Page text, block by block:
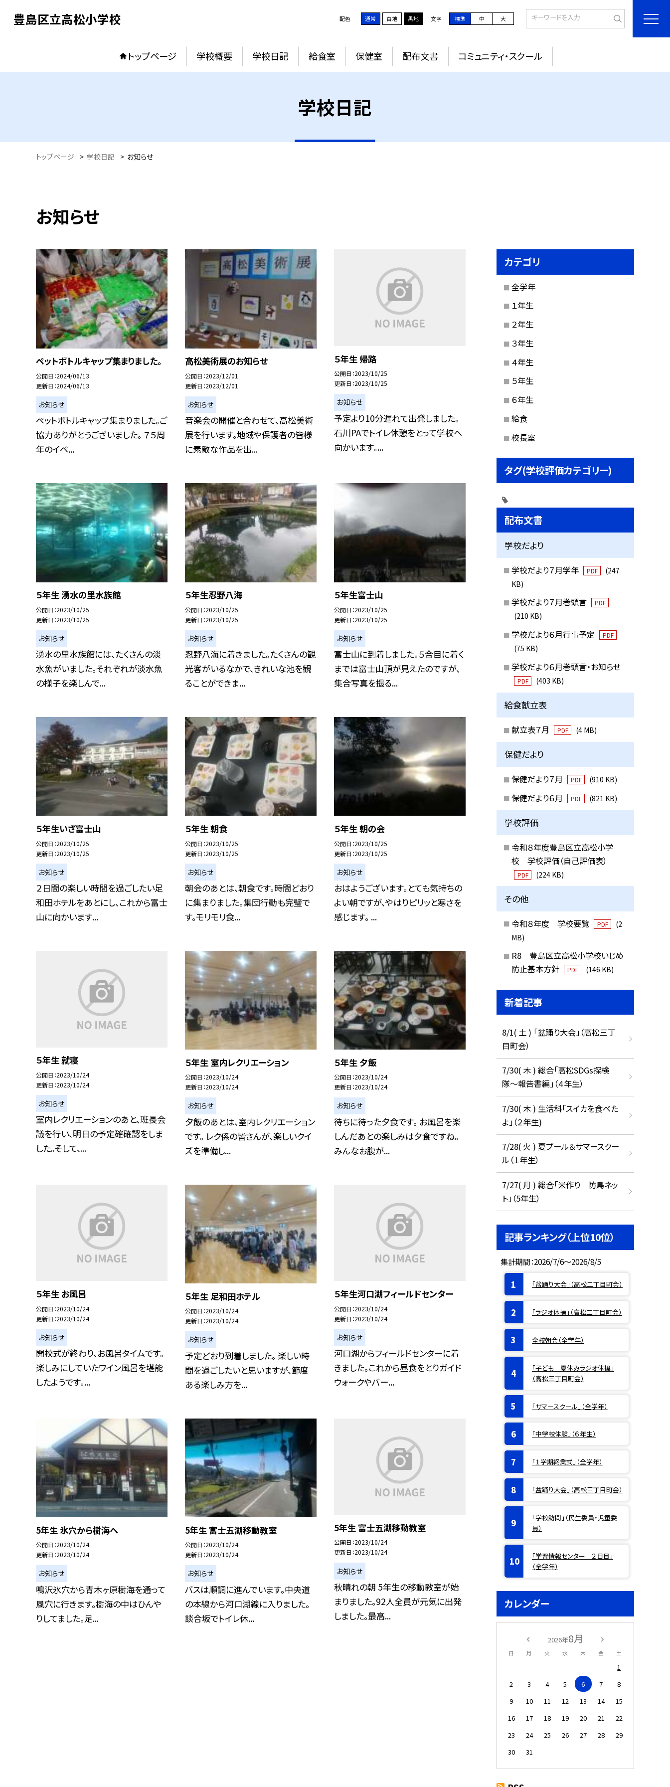
豊島区立高松小学校 配色 通常 白地 黒地 文字 標準 中 大
トップページ 学校概要 学校日記 給食室 保健室 配布文書 コミュニティ・スクール
学校日記
トップページ > 学校日記 > お知らせ
お知らせ
ペットボトルキャップ集まりました。
公開日 2024/06/13
更新日 2024/06/13
お知らせ
ペットボトルキャップ集まりました。ご
協力ありがとうございました。 ７５周
年のイベ...
高松美術展のお知らせ
公開日 2023/12/01
更新日 2023/12/01
お知らせ
音楽会の開催と合わせて、高松美術
展を行います。地域や保護者の皆様
に素敵な作品を出...
５年生 帰路
公開日 2023/10/25
更新日 2023/10/25
お知らせ
予定より10分遅れて出発しました。
石川PAでトイレ休憩をとって学校ヘ
向かいます。...
５年生 湧水の里水族館
公開日 2023/10/25
更新日 2023/10/25
お知らせ
湧水の里水族館には、たくさんの淡
水魚がいました。それぞれが淡水魚
の様子を楽しんで...
５年生忍野八海
公開日 2023/10/25
更新日 2023/10/25
お知らせ
忍野八海に着きました。たくさんの観
光客がいるなかで、きれいな池を観
ることができま...
５年生富士山
公開日 2023/10/25
更新日 2023/10/25
お知らせ
富士山に到着しました。５合目に着く
までは富士山頂が見えたのですが、
集合写真を撮る...
５年生いざ富士山
公開日 2023/10/25
更新日 2023/10/25
お知らせ
２日間の楽しい時間を過ごしたい足
和田ホテルをあとにし、これから富士
山に向かいます...
５年生 朝食
公開日 2023/10/25
更新日 2023/10/25
お知らせ
朝会のあとは、朝食です。時間どおり
に集まりました。集団行動も完璧で
す。モリモリ食...
５年生 朝の会
公開日 2023/10/25
更新日 2023/10/25
お知らせ
おはようございます。とても気持ちの
よい朝ですが、やはりピリッと寒さを
感じます。 ...
５年生 就寝
公開日 2023/10/24
更新日 2023/10/24
お知らせ
室内レクリエーションのあと、班長会
議を行い、明日の予定確確認をしま
した。そして、...
５年生 室内レクリエーション
公開日 2023/10/24
更新日 2023/10/24
お知らせ
夕飯のあとは、室内レクリエーション
です。 レク係の皆さんが、楽しいクイ
ズを準備し...
５年生 夕飯
公開日 2023/10/24
更新日 2023/10/24
お知らせ
待ちに待った夕食です。 お風呂を楽
しんだあとの楽しみは夕食ですね。
みんなお腹が...
５年生 お風呂
公開日 2023/10/24
更新日 2023/10/24
お知らせ
開校式が終わり、お風呂タイムです。
楽しみにしていたワイン風呂を堪能
したようです。...
５年生 足和田ホテル
公開日 2023/10/24
更新日 2023/10/24
お知らせ
予定どおり到着しました。 楽しい時
間を過ごしたいと思いますが、節度
ある楽しみ方を...
５年生河口湖フィールドセンター
公開日 2023/10/24
更新日 2023/10/24
お知らせ
河口湖からフィールドセンターに着
きました。これから昼食をとりガイド
ウォークやバー...
5年生 氷穴から樹海ヘ
公開日 2023/10/24
更新日 2023/10/24
お知らせ
鳴沢氷穴から青木ヶ原樹海を通って
風穴に行きます。樹海の中はひんや
りしてました。足...
5年生 富士五湖移動教室
公開日 2023/10/24
更新日 2023/10/24
お知らせ
バスは順調に進んでいます。中央道
の本線から河口湖線に入りました。
談合坂でトイレ休...
5年生 富士五湖移動教室
公開日 2023/10/24
更新日 2023/10/24
お知らせ
秋晴れの朝 5年生の移動教室が始
まりました。92人全員が元気に出発
しました。最高...
カテゴリ
全学年
１年生
２年生
３年生
４年生
５年生
６年生
給食
校長室
タグ(学校評価カテゴリー)
配布文書
学校だより
学校だより７月学年 PDF
(247
KB)
学校だより７月巻頭言 PDF
(210 KB)
学校だより６月行事予定 PDF
(75 KB)
学校だより６月巻頭言・お知らせ
PDF (403 KB)
給食献立表
献立表７月 PDF (4 MB)
保健だより
保健だより７月 PDF (910 KB)
保健だより６月 PDF (821 KB)
学校評価
令和８年度豊島区立高松小学
校 学校評価（自己評価表）
PDF (224 KB)
その他
令和８年度 学校要覧 PDF
(2
MB)
R8 豊島区立高松小学校いじめ
防止基本方針
PDF (146 KB)
新着記事
8/1( 土 ) 「盆踊り大会」（高松三丁
目町会）
7/30( 木 ) 総合「高松SDGs探検
隊〜報告書編」（４年生）
7/30( 木 ) 生活科「スイカを食べた
よ」（２年生)
7/28( 火 ) 夏プール＆サマースクー
ル（１年生）
7/27( 月 ) 総合「米作り 防鳥ネッ
ト」（5年生）
記事ランキング（上位10位）
集計期間：2026/7/6～2026/8/5
「盆踊り大会」（高松二丁目町会）
「ラジオ体操」（高松二丁目町会）
全校朝会（全学年）
「子ども 夏休みラジオ体操」
（高松三丁目町会）
「サマースクール」（全学年）
「中学校体験」（６年生）
「１学期終業式」（全学年）
「盆踊り大会」（高松三丁目町会）
「学校訪問」（民生委員・児童委
員）
「学習情報センター ２日目」
（全学年）
カレンダー
2026年8月
日 月 火 水 木 金 土
1
2
3 4 5 6 7
8
9
10 11 12 13 14
15
16
17 18 19 20 21
22
23
24 25 26 27 28
29
30
31